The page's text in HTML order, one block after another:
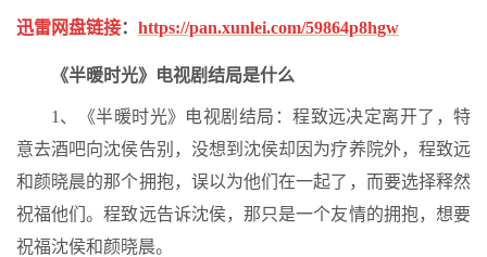
迅雷网盘链接： https://pan.xunlei.com/59864p8hgw
《半暖时光》电视剧结局是什么
1、《半暖时光》电视剧结局：程致远决定离开了，特
意去酒吧向沈侯告别，没想到沈侯却因为疗养院外，程致远
和颜晓晨的那个拥抱，误以为他们在一起了，而要选择释然
祝福他们。程致远告诉沈侯，那只是一个友情的拥抱，想要
祝福沈侯和颜晓晨。